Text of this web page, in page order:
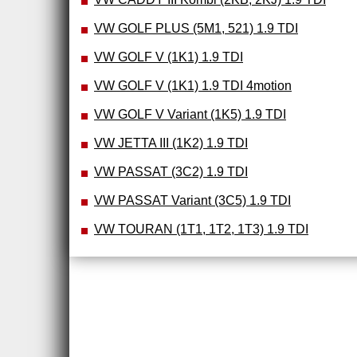
VW GOLF PLUS (5M1, 521) 1.9 TDI
VW GOLF V (1K1) 1.9 TDI
VW GOLF V (1K1) 1.9 TDI 4motion
VW GOLF V Variant (1K5) 1.9 TDI
VW JETTA III (1K2) 1.9 TDI
VW PASSAT (3C2) 1.9 TDI
VW PASSAT Variant (3C5) 1.9 TDI
VW TOURAN (1T1, 1T2, 1T3) 1.9 TDI